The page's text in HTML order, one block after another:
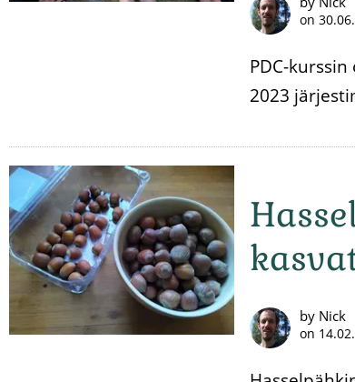
on
PDC-
2023
by Nick
on